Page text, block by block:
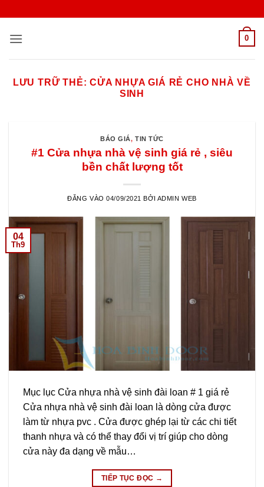
nội
0
LƯU TRỮ THẺ:CỬA NHỰA GIÁ RẺ CHO NHÀ VỀ
SINH
BÁO GIÁ,TIN TỨC
#1 Cửa nhựa nhà vệ sinh giá rẻ , siêu
bền chất lượng tốt
ĐĂNG VÀO04/09/2021 BỞI ADMIN WEB
04
Th9
Mục lục Cửa nhựa nhà vệ sinh đài loan # 1 giá rẻ
Cửa nhựa nhà vệ sinh đài loan là dòng cửa được
làm từ nhựa pvc . Cửa được ghép lại từ các chi tiết
thanh nhựa và có thể thay đổi vị trí giúp cho dòng
cửa này đa dạng về mẫu…
TIẾP TỤC ĐỌC →